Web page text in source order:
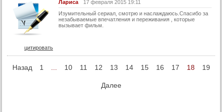
74 серия
76 серия
77 серия
Лариса
17 февраля 2015 19:11
Изумительный сериал, смотрю и наслаждаюсь.Спасибо за
незабываемые впечатления и переживания , которые
вызывает фильм.
цитировать
Назад 1 10 11 12 13 14 15 16 17 18 19
Далее